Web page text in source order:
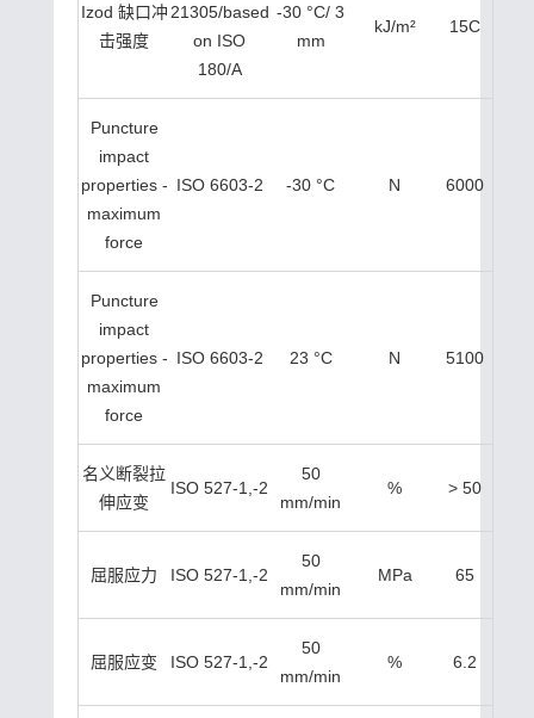
Izod 缺口冲
击强度
21305/based
on ISO
180/A
-30 °C/ 3
mm
kJ/m² 15C
Puncture
impact
properties -
maximum
force
ISO 6603-2 -30 °C N 6000
Puncture
impact
properties -
maximum
force
ISO 6603-2 23 °C N 5100
名义断裂拉
伸应变
ISO 527-1,-2
50
mm/min
% > 50
屈服应力 ISO 527-1,-2
50
mm/min
MPa 65
屈服应变 ISO 527-1,-2
50
mm/min
% 6.2